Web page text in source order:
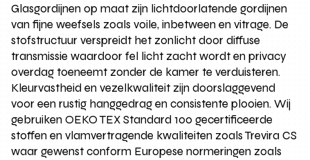
Glasgordijnen op maat zijn lichtdoorlatende gordijnen
van fijne weefsels zoals voile, inbetween en vitrage. De
stofstructuur verspreidt het zonlicht door diffuse
transmissie waardoor fel licht zacht wordt en privacy
overdag toeneemt zonder de kamer te verduisteren.
Kleurvastheid en vezelkwaliteit zijn doorslaggevend
voor een rustig hanggedrag en consistente plooien. Wij
gebruiken OEKO TEX Standard 100 gecertificeerde
stoffen en vlamvertragende kwaliteiten zoals Trevira CS
waar gewenst conform Europese normeringen zoals